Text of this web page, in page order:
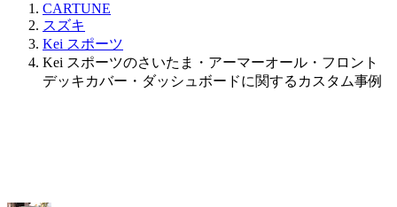
CARTUNE
スズキ
Kei スポーツ
Kei スポーツのさいたま・アーマーオール・フロント
デッキカバー・ダッシュボードに関するカスタム事例